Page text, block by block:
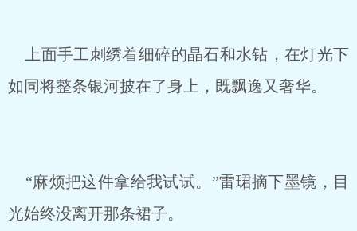
上面手工刺绣着细碎的晶石和水钻，在灯光下
如同将整条银河披在了身上，既飘逸又奢华。
“麻烦把这件拿给我试试。”雷珺摘下墨镜，目
光始终没离开那条裙子。